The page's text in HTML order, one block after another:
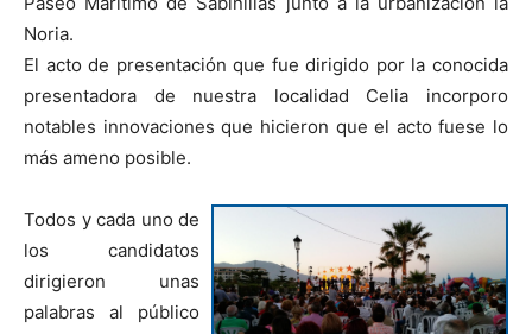
Noria.
El acto de presentación que fue dirigido por la conocida
presentadora de nuestra localidad Celia incorporo
notables innovaciones que hicieron que el acto fuese lo
más ameno posible.
Todos y cada uno de
los candidatos
dirigieron unas
palabras al público